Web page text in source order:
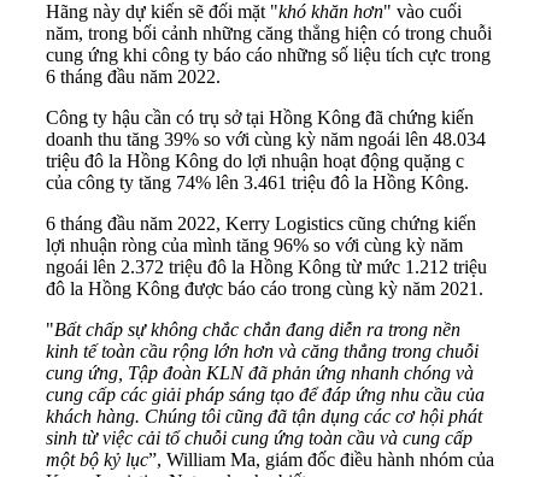
Hãng này dự kiến sẽ đối mặt "khó khăn hơn" vào cuối
năm, trong bối cảnh những căng thẳng hiện có trong chuỗi
cung ứng khi công ty báo cáo những số liệu tích cực trong
6 tháng đầu năm 2022.
Công ty hậu cần có trụ sở tại Hồng Kông đã chứng kiến
doanh thu tăng 39% so với cùng kỳ năm ngoái lên 48.034
triệu đô la Hồng Kông do lợi nhuận hoạt động quặng c
của công ty tăng 74% lên 3.461 triệu đô la Hồng Kông.
6 tháng đầu năm 2022, Kerry Logistics cũng chứng kiến
lợi nhuận ròng của mình tăng 96% so với cùng kỳ năm
ngoái lên 2.372 triệu đô la Hồng Kông từ mức 1.212 triệu
đô la Hồng Kông được báo cáo trong cùng kỳ năm 2021.
"Bất chấp sự không chắc chắn đang diễn ra trong nền
kinh tế toàn cầu rộng lớn hơn và căng thẳng trong chuỗi
cung ứng, Tập đoàn KLN đã phản ứng nhanh chóng và
cung cấp các giải pháp sáng tạo để đáp ứng nhu cầu của
khách hàng. Chúng tôi cũng đã tận dụng các cơ hội phát
sinh từ việc cải tổ chuỗi cung ứng toàn cầu và cung cấp
một bộ kỷ lục”, William Ma, giám đốc điều hành nhóm của